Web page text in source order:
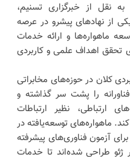
به نقل از خبرگزاری تسنیم،
از نهادهای پیشرو در عرصه
ماهواره‌ها و ارائه خدمات
تحقق اهداف علمی و کاربردی
کلان در حوزه‌های مخابراتی
را پشت سر گذاشته و
ارتباطی، نظیر ارتباطات
ماهواره‌های توسعه‌یافته در
آزمون فناوری‌های پیشرفته
ژئو طراحی شده‌اند تا خدمات